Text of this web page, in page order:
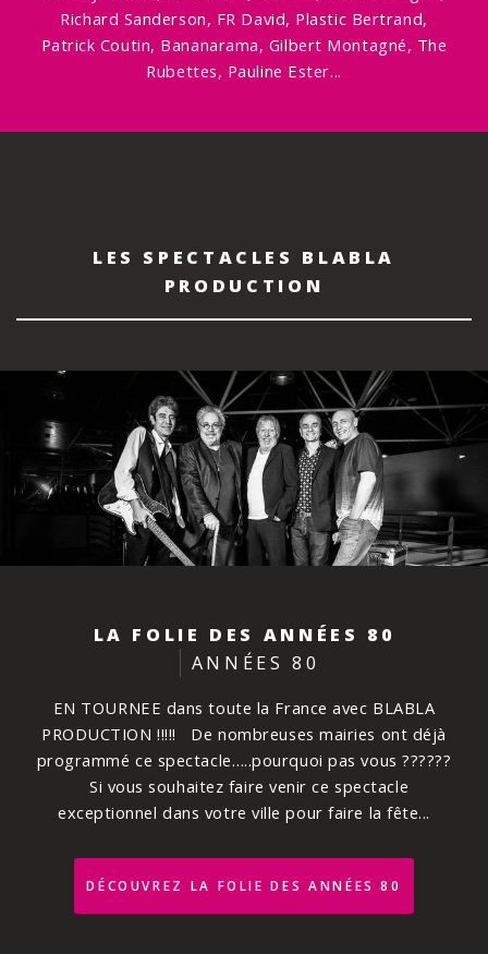
Richard Sanderson, FR David, Plastic Bertrand,
Patrick Coutin, Bananarama, Gilbert Montagné, The
Rubettes, Pauline Ester...
LES SPECTACLES BLABLA
PRODUCTION
LA FOLIE DES ANNÉES 80
ANNÉES 80
EN TOURNEE dans toute la France avec BLABLA
PRODUCTION !!!!! De nombreuses mairies ont déjà
programmé ce spectacle…..pourquoi pas vous ??????
Si vous souhaitez faire venir ce spectacle
exceptionnel dans votre ville pour faire la fête...
DÉCOUVREZ LA FOLIE DES ANNÉES 80